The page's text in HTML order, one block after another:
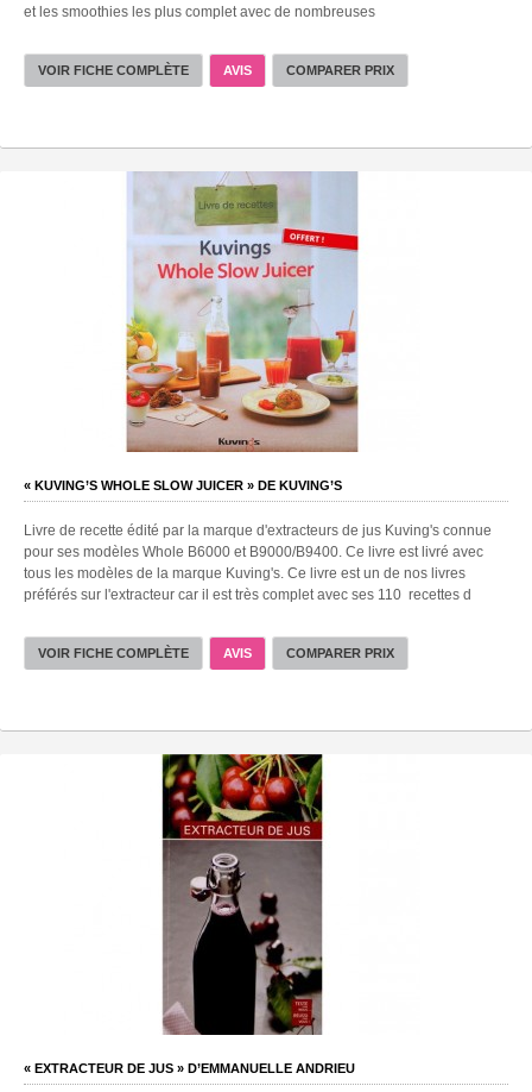
et les smoothies les plus complet avec de nombreuses
VOIR FICHE COMPLÈTE AVIS COMPARER PRIX
« KUVING’S WHOLE SLOW JUICER » DE KUVING’S
Livre de recette édité par la marque d'extracteurs de jus Kuving's connue
pour ses modèles Whole B6000 et B9000/B9400. Ce livre est livré avec
tous les modèles de la marque Kuving's. Ce livre est un de nos livres
préférés sur l'extracteur car il est très complet avec ses 110 recettes d
VOIR FICHE COMPLÈTE AVIS COMPARER PRIX
« EXTRACTEUR DE JUS » D’EMMANUELLE ANDRIEU